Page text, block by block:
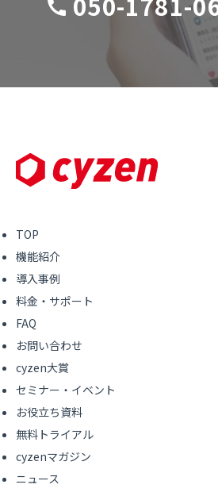
TOP
機能紹介
導入事例
料金・サポート
FAQ
お問い合わせ
cyzen大賞
セミナー・イベント
お役立ち資料
無料トライアル
cyzenマガジン
ニュース